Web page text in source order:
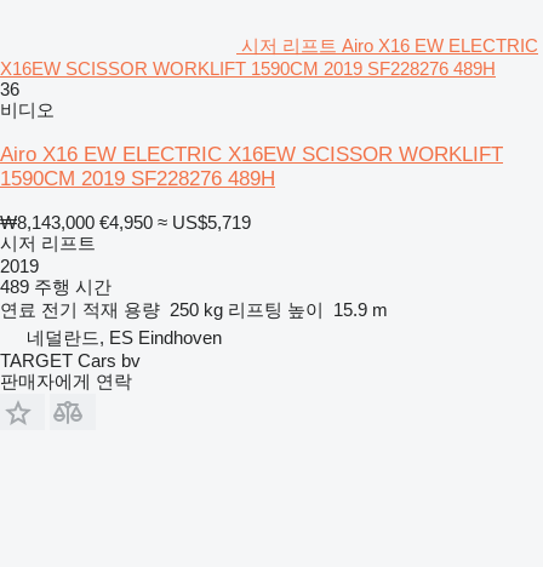
시저 리프트 Airo X16 EW ELECTRIC
X16EW SCISSOR WORKLIFT 1590CM 2019 SF228276 489H
36
비디오
Airo X16 EW ELECTRIC X16EW SCISSOR WORKLIFT
1590CM 2019 SF228276 489H
₩8,143,000 €4,950 ≈ US$5,719
시저 리프트
2019
489 주행 시간
연료 전기 적재 용량 250 kg 리프팅 높이
15.9 m
네덜란드, ES Eindhoven
TARGET Cars bv
판매자에게 연락